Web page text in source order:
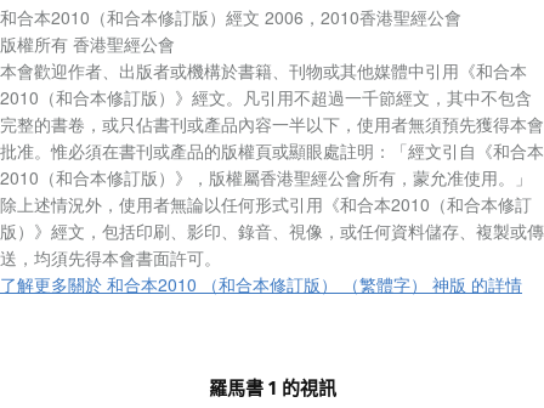
和合本2010（和合本修訂版）經文 2006，2010香港聖經公會
版權所有 香港聖經公會
本會歡迎作者、出版者或機構於書籍、刊物或其他媒體中引用《和合本
2010（和合本修訂版）》經文。凡引用不超過一千節經文，其中不包含
完整的書卷，或只佔書刊或產品內容一半以下，使用者無須預先獲得本會
批准。惟必須在書刊或產品的版權頁或顯眼處註明：「經文引自《和合本
2010（和合本修訂版）》，版權屬香港聖經公會所有，蒙允准使用。」
除上述情況外，使用者無論以任何形式引用《和合本2010（和合本修訂
版）》經文，包括印刷、影印、錄音、視像，或任何資料儲存、複製或傳
送，均須先得本會書面許可。
了解更多關於 和合本2010 （和合本修訂版） （繁體字） 神版 的詳情
羅馬書 1 的視訊